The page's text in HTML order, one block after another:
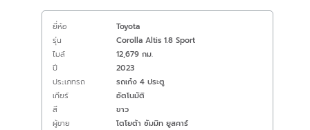
ยี่ห้อ
Toyota
รุ่น
Corolla Altis 1.8 Sport
ไมล์
12,679 กม.
ปี
2023
ประเภทรถ
รถเก๋ง 4 ประตู
เกียร์
อัตโนมัติ
สี
ขาว
ผู้ขาย
โตโยต้า ซัมมิท ยูสคาร์